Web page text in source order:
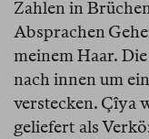
Zahlen in
Absprachen
meinem Haar.
nach innen um
verstecken. Çîya
geliefert als